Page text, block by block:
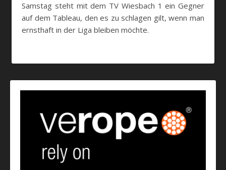
Samstag steht mit dem TV Wiesbach 1 ein Gegner
auf dem Tableau, den es zu schlagen gilt, wenn man
ernsthaft in der Liga bleiben möchte.